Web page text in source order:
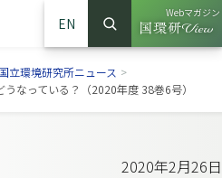
EN
サイト内検索
検索
Webマガジン
（別ウイ
国立環境研究所ニュース >
うなっている？（2020年度 38巻6号）
2020年2月26日